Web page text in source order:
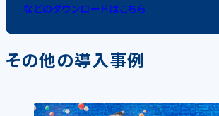
などのダウンロードはこちら
その他の導入事例